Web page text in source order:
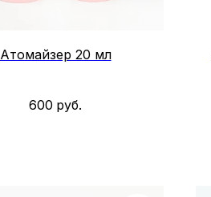
Атомайзер 20 мл
600 руб.